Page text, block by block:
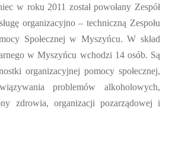
w roku 2011 został powołany Zespół
organizacyjno – techniczną Zespołu
Społecznej w Myszyńcu. W skład
w Myszyńcu wchodzi 14 osób. Są
organizacyjnej pomocy społecznej,
problemów alkoholowych,
zdrowia, organizacji pozarządowej i